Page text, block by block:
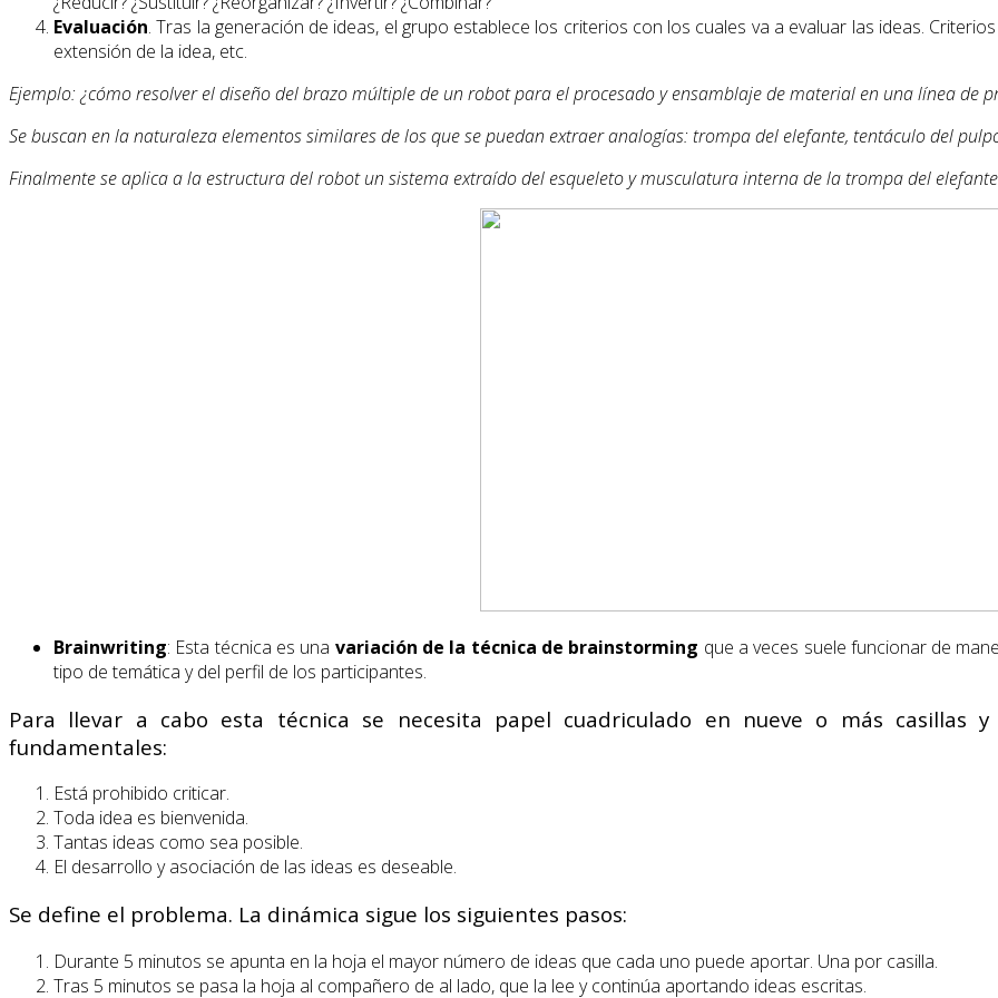
Evaluación. Tras la generación de ideas, el grupo establece los criterios con los cuales va a evaluar las ideas.
extensión de la idea, etc.
Ejemplo: ¿cómo resolver el diseño del brazo múltiple de un robot para el procesado y ensamblaje de material en una línea de
Se buscan en la naturaleza elementos similares de los que se puedan extraer analogías: trompa del elefante, tentáculo del
Finalmente se aplica a la estructura del robot un sistema extraído del esqueleto y musculatura interna de la trompa del
Brainwriting: Esta técnica es una variación de la técnica de brainstorming que a veces suele funcionar de
tipo de temática y del perfil de los participantes.
Para llevar a cabo esta técnica se necesita papel cuadriculado en nueve o más casillas
fundamentales:
Está prohibido criticar.
Toda idea es bienvenida.
Tantas ideas como sea posible.
El desarrollo y asociación de las ideas es deseable.
Se define el problema. La dinámica sigue los siguientes pasos:
Durante 5 minutos se apunta en la hoja el mayor número de ideas que cada uno puede aportar. Una por casilla.
Tras 5 minutos se pasa la hoja al compañero de al lado, que la lee y continúa aportando ideas escritas.